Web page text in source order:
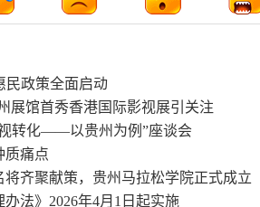
民政策全面启动
展馆首秀香港国际影视展引关注
转化——以贵州为例”座谈会
质痛点
将齐聚献策，贵州马拉松学院正式成立
法》2026年4月1日起实施